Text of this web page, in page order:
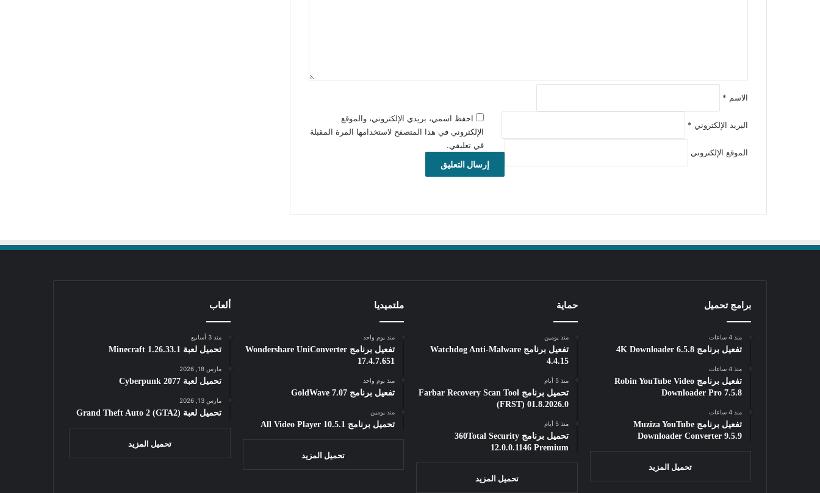
الاسم *
البريد الإلكتروني *
الموقع الإلكتروني
احفظ اسمي، بريدي الإلكتروني، والموقع
الإلكتروني في هذا المتصفح لاستخدامها المرة المقبلة
في تعليقي.
برامج تحميل
منذ 4 ساعات
تفعيل برنامج 4K Downloader 6.5.8
منذ 4 ساعات
تفعيل برنامج Robin YouTube Video
Downloader Pro 7.5.8
منذ 4 ساعات
تفعيل برنامج Muziza YouTube
Downloader Converter 9.5.9
تحميل المزيد
حماية
منذ يومين
تفعيل برنامج Watchdog Anti-Malware
4.4.15
منذ 5 أيام
تحميل برنامج Farbar Recovery Scan Tool
(FRST) 01.8.2026.0
منذ 5 أيام
تحميل برنامج 360Total Security
12.0.0.1146 Premium
تحميل المزيد
ملتميديا
منذ يوم واحد
تفعيل برنامج Wondershare UniConverter
17.4.7.651
منذ يوم واحد
تفعيل برنامج GoldWave 7.07
منذ يومين
تحميل برنامج All Video Player 10.5.1
تحميل المزيد
ألعاب
منذ 3 أسابيع
تحميل لعبة Minecraft 1.26.33.1
مارس 18, 2026
تحميل لعبة Cyberpunk 2077
مارس 13, 2026
تحميل لعبة Grand Theft Auto 2 (GTA2)
تحميل المزيد